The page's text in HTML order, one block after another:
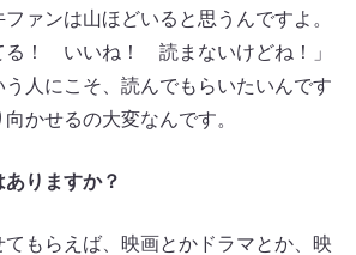
ァンは山ほどいると思うんですよ。
る！ いいね！ 読まないけどね！」
人にこそ、読んでもらいたいんです
かせるの大変なんです。
りますか？
もらえば、映画とかドラマとか、映